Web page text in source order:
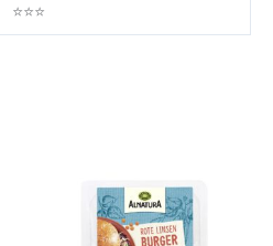
⭐⭐⭐